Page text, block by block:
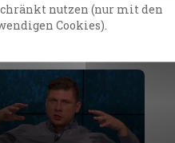
62
To Our Senses...
nutzen (nur mit den
Cookies).